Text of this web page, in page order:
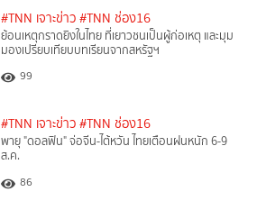
#TNN เจาะข่าว #TNN ช่อง16
ย้อนเหตุกราดยิงในไทย ที่เยาวชนเป็นผู้ก่อเหตุ และมุม
มองเปรียบเทียบบทเรียนจากสหรัฐฯ
99
#TNN เจาะข่าว #TNN ช่อง16
พายุ "ดอลฟิน" จ่อจีน-ไต้หวัน ไทยเตือนฝนหนัก 6-9
ส.ค.
86